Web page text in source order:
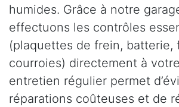
humides. Grâce à notre
effectuons les contrôles
(plaquettes de frein, batterie,
courroies) directement à
entretien régulier permet
réparations coûteuses et de